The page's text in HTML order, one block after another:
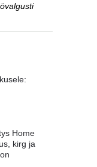
Home
kirg ja